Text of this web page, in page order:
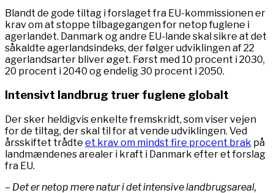
Blandt de gode tiltag i forslaget fra EU-kommissionen er
krav om at stoppe tilbagegangen for netop fuglene i
agerlandet. Danmark og andre EU-lande skal sikre at det
såkaldte agerlandsindeks, der følger udviklingen af 22
agerlandsarter bliver øget. Først med 10 procent i 2030,
20 procent i 2040 og endelig 30 procent i 2050.
Intensivt landbrug truer fuglene globalt
Der sker heldigvis enkelte fremskridt, som viser vejen
for de tiltag, der skal til for at vende udviklingen. Ved
årsskiftet trådte et krav om mindst fire procent brak på
landmændenes arealer i kraft i Danmark efter et forslag
fra EU.
– Det er netop mere natur i det intensive landbrugsareal,